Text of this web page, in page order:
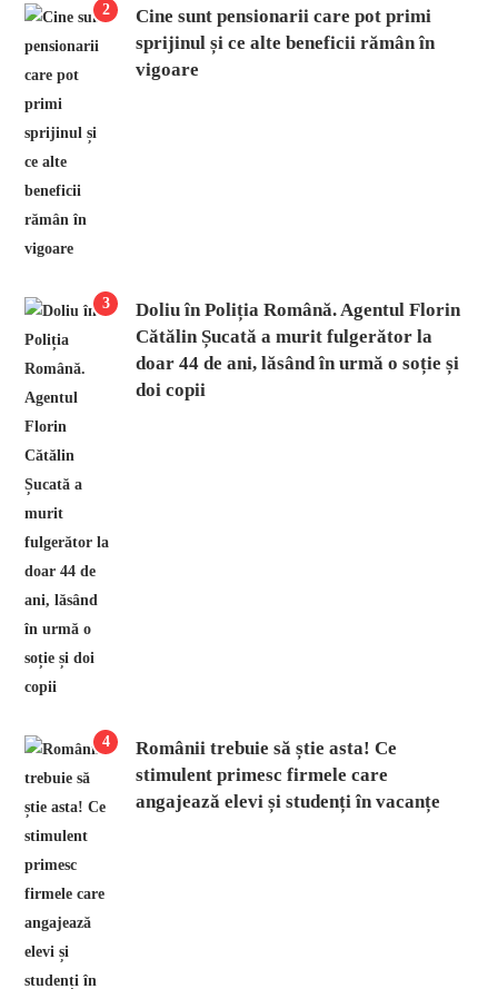
2
Cine sunt pensionarii care pot primi
sprijinul și ce alte beneficii rămân în
vigoare
3
Doliu în Poliția Română. Agentul Florin
Cătălin Șucată a murit fulgerător la
doar 44 de ani, lăsând în urmă o soție și
doi copii
4
Românii trebuie să știe asta! Ce
stimulent primesc firmele care
angajează elevi și studenți în vacanțe